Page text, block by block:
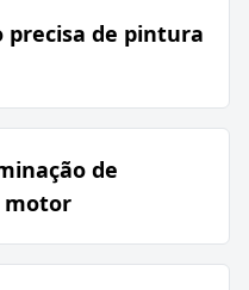
de pintura
de
motor